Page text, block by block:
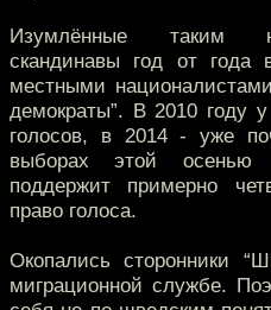
Изумлённые таким
скандинавы год от
местными
демократы”. В 2010 году
голосов, в 2014 - уже
выборах этой осенью
поддержит примерно
право голоса.
Окопались сторонники
миграционной службе.